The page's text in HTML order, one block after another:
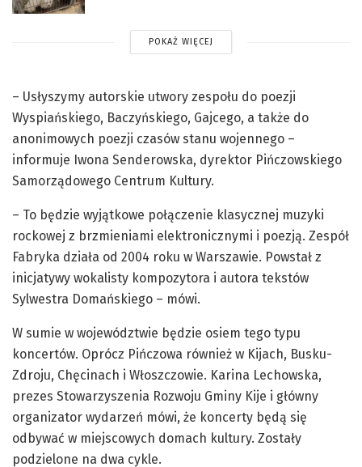
POKAŻ WIĘCEJ
– Usłyszymy autorskie utwory zespołu do poezji
Wyspiańskiego, Baczyńskiego, Gajcego, a także do
anonimowych poezji czasów stanu wojennego –
informuje Iwona Senderowska, dyrektor Pińczowskiego
Samorządowego Centrum Kultury.
– To będzie wyjątkowe połączenie klasycznej muzyki
rockowej z brzmieniami elektronicznymi i poezją. Zespół
Fabryka działa od 2004 roku w Warszawie. Powstał z
inicjatywy wokalisty kompozytora i autora tekstów
Sylwestra Domańskiego – mówi.
W sumie w województwie będzie osiem tego typu
koncertów. Oprócz Pińczowa również w Kijach, Busku-
Zdroju, Chęcinach i Włoszczowie. Karina Lechowska,
prezes Stowarzyszenia Rozwoju Gminy Kije i główny
organizator wydarzeń mówi, że koncerty będą się
odbywać w miejscowych domach kultury. Zostały
podzielone na dwa cykle.